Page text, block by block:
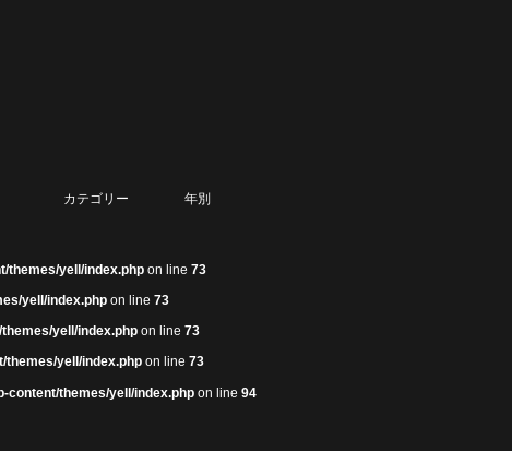
カテゴリー 年別
themes/yell/index.php on line 73
yell/index.php on line 73
yell/index.php on line 73
themes/yell/index.php on line 73
content/themes/yell/index.php on line 94